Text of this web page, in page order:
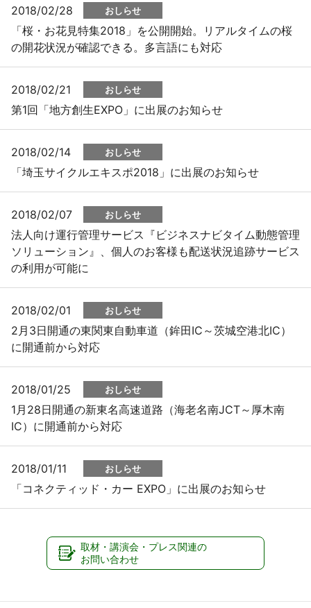
2018/02/28 おしらせ
「桜・お花見特集2018」を公開開始。リアルタイムの桜
の開花状況が確認できる。多言語にも対応
2018/02/21 おしらせ
第1回「地方創生EXPO」に出展のお知らせ
2018/02/14 おしらせ
「埼玉サイクルエキスポ2018」に出展のお知らせ
2018/02/07 おしらせ
法人向け運行管理サービス『ビジネスナビタイム動態管理
ソリューション』、個人のお客様も配送状況追跡サービス
の利用が可能に
2018/02/01 おしらせ
2月3日開通の東関東自動車道（鉾田IC～茨城空港北IC）
に開通前から対応
2018/01/25 おしらせ
1月28日開通の新東名高速道路（海老名南JCT～厚木南
IC）に開通前から対応
2018/01/11 おしらせ
「コネクティッド・カー EXPO」に出展のお知らせ
取材・講演会・プレス関連の
お問い合わせ